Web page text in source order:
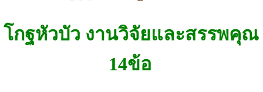
โกฐหัวบัว งานวิจัยและสรรพคุณ
14ข้อ